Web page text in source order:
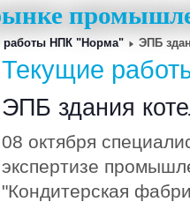
работы НПК "Норма" ЭПБ
Текущие
ЭПБ здания
08 октября
экспертизе
"Кондитерская